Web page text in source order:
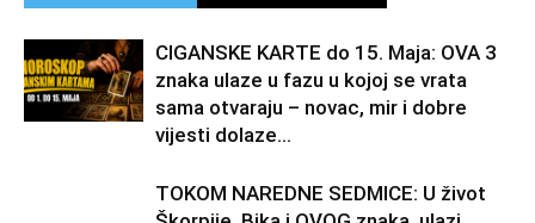
CIGANSKE KARTE do 15. Maja: OVA 3
znaka ulaze u fazu u kojoj se vrata
sama otvaraju – novac, mir i dobre
vijesti dolaze...
TOKOM NAREDNE SEDMICE: U život